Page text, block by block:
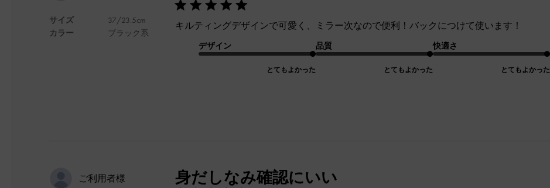
サイズ
カラー
37/23.5cm
ブラック系
キルティングデザインで可愛く、ミラー次なので便利！バックにつけて使います！
デザイン
とてもよかった
品質
とてもよかった
快適さ
とてもよかった
ご利用者様 身だしなみ確認にいい